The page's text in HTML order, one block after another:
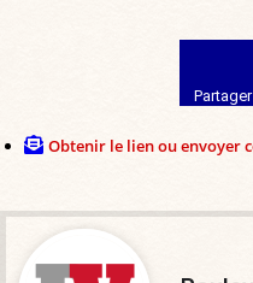
Obtenir le lien ou envoyer